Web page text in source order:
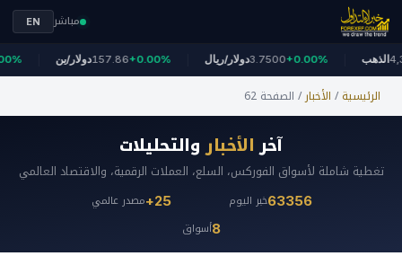
مباشر EN
دولار/ين157.86+0.00% دولار/ريال3.7500+0.00% الذهب4,323
الرئيسية/ الأخبار/ الصفحة 62
آخرالأخباروالتحليلات
تغطية شاملة لأسواق الفوركس، السلع، العملات الرقمية، والاقتصاد العالمي
63356خبر اليوم 25+ مصدر عالمي
8أسواق